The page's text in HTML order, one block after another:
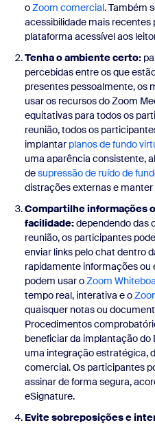
oZoom comercial. Também
acessibilidade mais recentes
plataforma acessível aos
Tenha o ambiente certo:
percebidas entre os que
presentes pessoalmente, os
usar os recursos do Zoom
equitativas para todos os
reunião, todos os
implantar planos de fundo
uma aparência consistente,
desupressão de ruído de
distrações externas e
Compartilhe informações
facilidade:dependendo das
reunião, os participantes
enviar links pelo chat dentro
rapidamente informações ou
podem usar oZoom
tempo real, interativa e o
quaisquer notas ou
Procedimentos
beneficiar da implantação do
uma integração estratégica,
comercial. Os participantes
assinar de forma segura,
eSignature.
Evite sobreposições e